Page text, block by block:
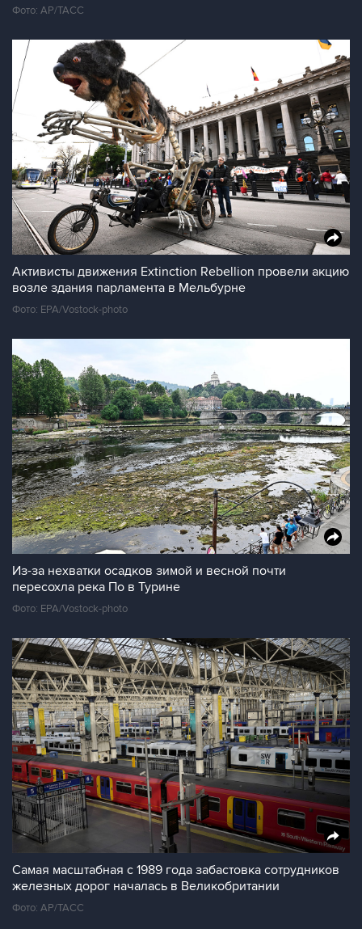
Фото: AP/ТАСС
Активисты движения Extinction Rebellion провели акцию
возле здания парламента в Мельбурне
Фото: EPA/Vostock-photo
Из-за нехватки осадков зимой и весной почти
пересохла река По в Турине
Фото: EPA/Vostock-photo
Самая масштабная с 1989 года забастовка сотрудников
железных дорог началась в Великобритании
Фото: AP/ТАСС